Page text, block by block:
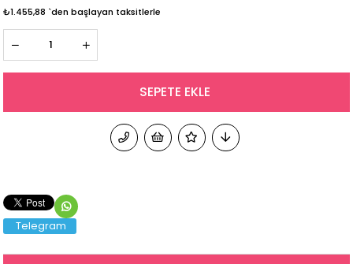
₺1.455,88 `den başlayan taksitlerle
Telegram